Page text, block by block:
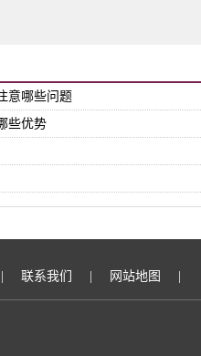
意哪些问题
些优势
联系我们 网站地图